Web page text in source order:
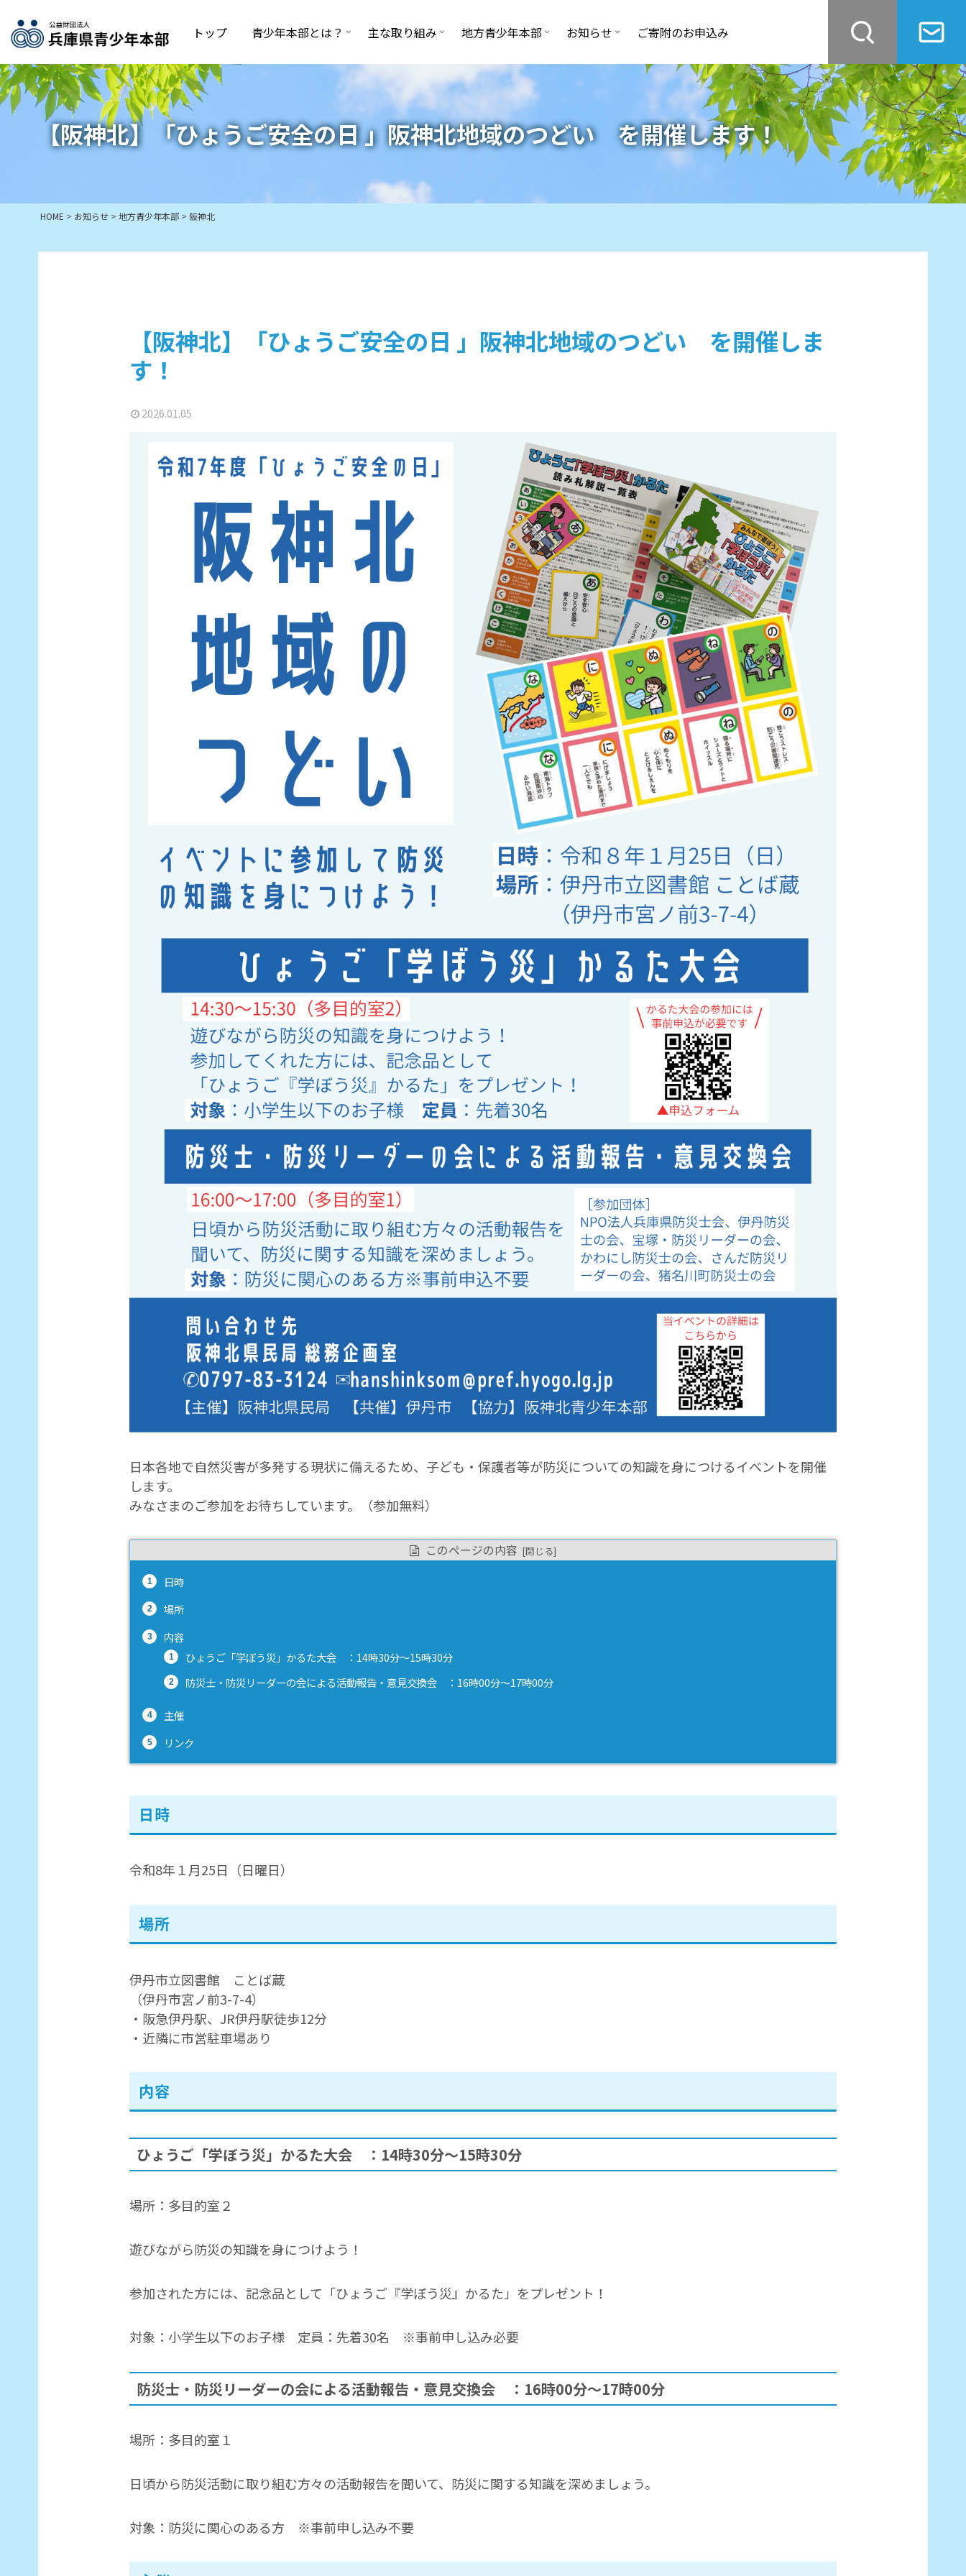
トップ 青少年本部とは？ 主な取り組み 地方青少年本部 お知らせ ご寄附のお申込み
【阪神北】「ひょうご安全の日 」阪神北地域のつどい を開催します！
HOME > お知らせ >地方青少年本部 > 阪神北
【阪神北】「ひょうご安全の日 」阪神北地域のつどい を開催しま
す！
2026.01.05
日本各地で自然災害が多発する現状に備えるため、子ども・保護者等が防災についての知識を身につけるイベントを開催
します。
みなさまのご参加をお待ちしています。（参加無料）
このページの内容
日時
場所
内容
ひょうご「学ぼう災」かるた大会 ：14時30分～15時30分
防災士・防災リーダーの会による活動報告・意見交換会 ：16時00分～17時00分
主催
リンク
日時
令和8年１月25日（日曜日）
場所
伊丹市立図書館 ことば蔵
（伊丹市宮ノ前3-7-4）
・阪急伊丹駅、JR伊丹駅徒歩12分
・近隣に市営駐車場あり
内容
ひょうご「学ぼう災」かるた大会 ：14時30分～15時30分
場所：多目的室２
遊びながら防災の知識を身につけよう！
参加された方には、記念品として「ひょうご『学ぼう災』かるた」をプレゼント！
対象：小学生以下のお子様 定員：先着30名 ※事前申し込み必要
防災士・防災リーダーの会による活動報告・意見交換会 ：16時00分～17時00分
場所：多目的室１
日頃から防災活動に取り組む方々の活動報告を聞いて、防災に関する知識を深めましょう。
対象：防災に関心のある方 ※事前申し込み不要